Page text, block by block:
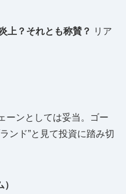
上？それとも称賛？ リア
ーンとしては妥当。ゴー
ンド”と見て投資に踏み切